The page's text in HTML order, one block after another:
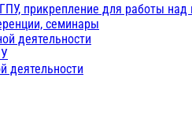
прикрепление для работы над
семинары
деятельности
деятельности